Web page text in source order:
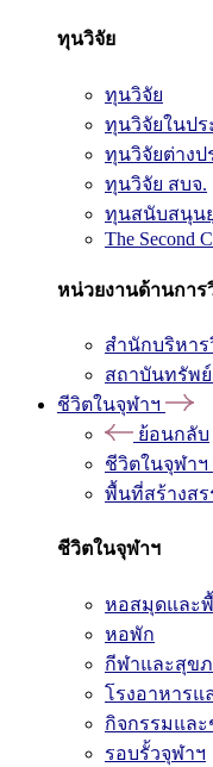
ทุนวิจัย
ทุนวิจัย
ทุนวิจัยในปร
ทุนวิจัยต่างป
ทุนวิจัย สบจ.
ทุนสนับสนุน
The Second
หน่วยงานด้านการ
สำนักบริหาร
สถาบันทรัพ
ชีวิตในจุฬาฯ
ย้อนกลับ
ชีวิตในจุฬาฯ
พื้นที่สร้างสร
ชีวิตในจุฬาฯ
หอสมุดและ
หอพัก
กีฬาและสุข
โรงอาหารแ
กิจกรรมแล
รอบรั้วจุฬาฯ